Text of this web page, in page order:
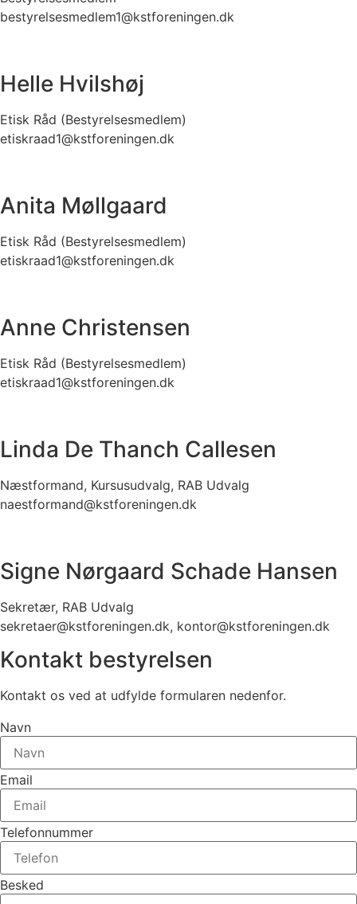
bestyrelsesmedlem1@kstforeningen.dk
Helle Hvilshøj
Etisk Råd (Bestyrelsesmedlem)
etiskraad1@kstforeningen.dk
Anita Møllgaard
Etisk Råd (Bestyrelsesmedlem)
etiskraad1@kstforeningen.dk
Anne Christensen
Etisk Råd (Bestyrelsesmedlem)
etiskraad1@kstforeningen.dk
Linda De Thanch Callesen
Næstformand, Kursusudvalg, RAB Udvalg
naestformand@kstforeningen.dk
Signe Nørgaard Schade Hansen
Sekretær, RAB Udvalg
sekretaer@kstforeningen.dk, kontor@kstforeningen.dk
Kontakt bestyrelsen
Kontakt os ved at udfylde formularen nedenfor.
Navn
Email
Telefonnummer
Besked